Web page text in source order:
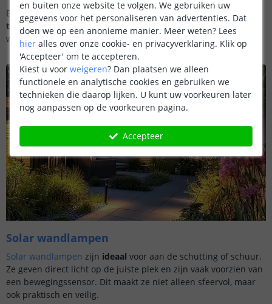
Er zijn veel verschillende soorten solar verlichting. Voorelke
tuin en toepassing
is er een passende solar lamp
. Hier leggen
we alle soorten solar tuinverlichting uit.
Solar wandlampen
Solar wandlampen zijn ideaal voor aan de schutting of schuur.
Ze geven direct licht op de juiste plek en zijn vaak voorzien van
een bewegingssensor. Dit maakt ze niet alleen sfeervol, maar
ook praktisch en veilig.
en buiten onze website te volgen. We gebruiken uw
gegevens voor het personaliseren van advertenties. Dat
doen we op een anonieme manier. Meer weten? Lees
hier alles over onze cookie- en privacyverklaring. Klik op
'Accepteer' om te accepteren.
Kiest u voor weigeren? Dan plaatsen we alleen
functionele en analytische cookies en gebruiken we
technieken die daarop lijken. U kunt uw voorkeuren later
nog aanpassen op de voorkeuren pagina.
Accepteer